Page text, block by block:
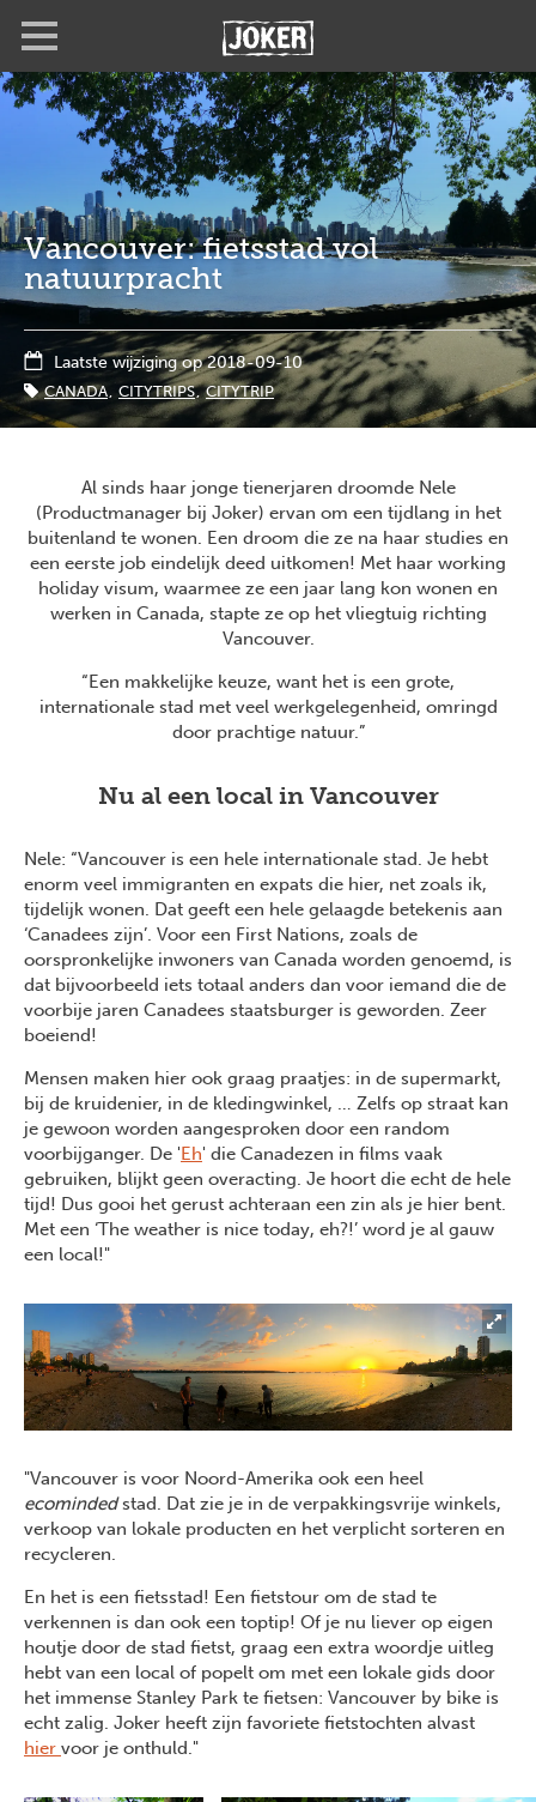
de
inhoud
Vancouver: fietsstad vol
natuurpracht
Laatste wijziging op 2018-09-10
CANADA CITYTRIPS CITYTRIP
Al sinds haar jonge tienerjaren droomde Nele
(Productmanager bij Joker) ervan om een tijdlang in het
buitenland te wonen. Een droom die ze na haar studies en
een eerste job eindelijk deed uitkomen! Met haar working
holiday visum, waarmee ze een jaar lang kon wonen en
werken in Canada, stapte ze op het vliegtuig richting
Vancouver.
“Een makkelijke keuze, want het is een grote,
internationale stad met veel werkgelegenheid, omringd
door prachtige natuur.”
Nu al een local in Vancouver
Nele: “Vancouver is een hele internationale stad. Je hebt
enorm veel immigranten en expats die hier, net zoals ik,
tijdelijk wonen. Dat geeft een hele gelaagde betekenis aan
‘Canadees zijn’. Voor een First Nations, zoals de
oorspronkelijke inwoners van Canada worden genoemd, is
dat bijvoorbeeld iets totaal anders dan voor iemand die de
voorbije jaren Canadees staatsburger is geworden. Zeer
boeiend!
Mensen maken hier ook graag praatjes: in de supermarkt,
bij de kruidenier, in de kledingwinkel, … Zelfs op straat kan
je gewoon worden aangesproken door een random
voorbijganger. De 'Eh' die Canadezen in films vaak
gebruiken, blijkt geen overacting. Je hoort die echt de hele
tijd! Dus gooi het gerust achteraan een zin als je hier bent.
Met een ‘The weather is nice today, eh?!’ word je al gauw
een local!"
"Vancouver is voor Noord-Amerika ook een heel
ecomindedstad. Dat zie je in de verpakkingsvrije winkels,
verkoop van lokale producten en het verplicht sorteren en
recycleren.
En het is een fietsstad! Een fietstour om de stad te
verkennen is dan ook een toptip! Of je nu liever op eigen
houtje door de stad fietst, graag een extra woordje uitleg
hebt van een local of popelt om met een lokale gids door
het immense Stanley Park te fietsen: Vancouver by bike is
echt zalig. Joker heeft zijn favoriete fietstochten alvast
hier voor je onthuld."